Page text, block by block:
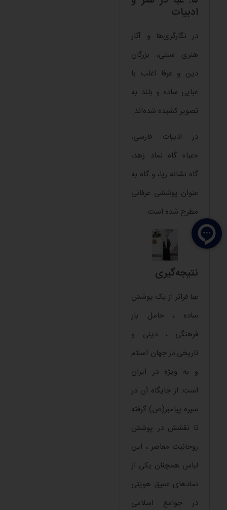
ادبیات
در نگارگری‌ها و آثار
هنری سنتی، بزرگان
دین و عرفا اغلب با
عبایی ساده و بلند به
تصویر کشیده شده‌اند.
در ادبیات فارسی،
«عبا» گاه نماد زهد،
گاه نشانه ریا، و گاه به
عنوان پوششی عرفانی
مطرح شده است.
نتیجه‌گیری
عبا فراتر از یک پوشش
ساده ، حامل بار
فرهنگی ، دینی و
تاریخی در جهان اسلام
و به ویژه در ایران
است. از جایگاه آن در
سیره پیامبر(ص) گرفته
تا نقشش در پوشش
روحانیت معاصر ، این
لباس همچنان یکی از
نمادهای عمیق هویتی
در جوامع اسلامی